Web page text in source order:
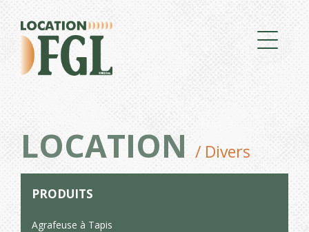
LOCATION / Divers
PRODUITS
Agrafeuse à Tapis